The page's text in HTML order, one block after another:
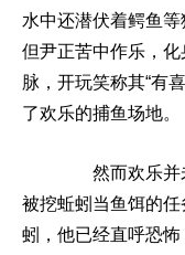
水中还潜伏着鳄鱼等
但尹正苦中作乐，化
脉，开玩笑称其“有
了欢乐的捕鱼场地。
然而欢乐并
被挖蚯蚓当鱼饵的
蚓，他已经直呼恐